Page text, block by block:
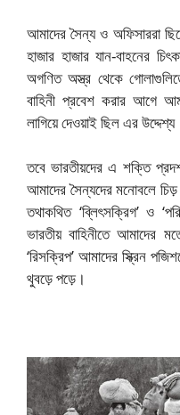
আমাদের সৈন্য ও অফিসাররা
হাজার হাজার যান-বাহনের
অগণিত অস্ত্র থেকে
বাহিনী প্রবেশ করার আগে
লাগিয়ে দেওয়াই ছিল এর
তবে ভারতীয়দের এ শক্তি
আমাদের সৈন্যদের মনোবলে চিড়
তথাকথিত ‘ব্লিৎসক্রিগ’ ও
ভারতীয় বাহিনীতে আমাদের
‘রিসক্রিপ’ আমাদের স্ক্রিন
থুবড়ে পড়ে।